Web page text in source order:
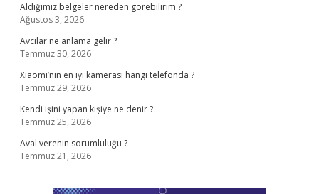
Aldığımız belgeler nereden görebilirim ?
Ağustos 3, 2026
Avcılar ne anlama gelir ?
Temmuz 30, 2026
Xiaomi’nin en iyi kamerası hangi telefonda ?
Temmuz 29, 2026
Kendi işini yapan kişiye ne denir ?
Temmuz 25, 2026
Aval verenin sorumluluğu ?
Temmuz 21, 2026